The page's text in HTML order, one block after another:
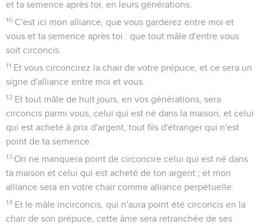
et ta semence après toi, en leurs générations.
10 C'est ici mon alliance, que vous garderez entre moi et
vous et ta semence après toi : que tout mâle d'entre vous
soit circoncis.
11 Et vous circoncirez la chair de votre prépuce, et ce sera un
signe d'alliance entre moi et vous.
12 Et tout mâle de huit jours, en vos générations, sera
circoncis parmi vous, celui qui est né dans la maison, et celui
qui est acheté à prix d'argent, tout fils d'étranger qui n'est
point de ta semence.
13 On ne manquera point de circoncire celui qui est né dans
ta maison et celui qui est acheté de ton argent ; et mon
alliance sera en votre chair comme alliance perpétuelle.
14 Et le mâle incirconcis, qui n'aura point été circoncis en la
chair de son prépuce, cette âme sera retranchée de ses